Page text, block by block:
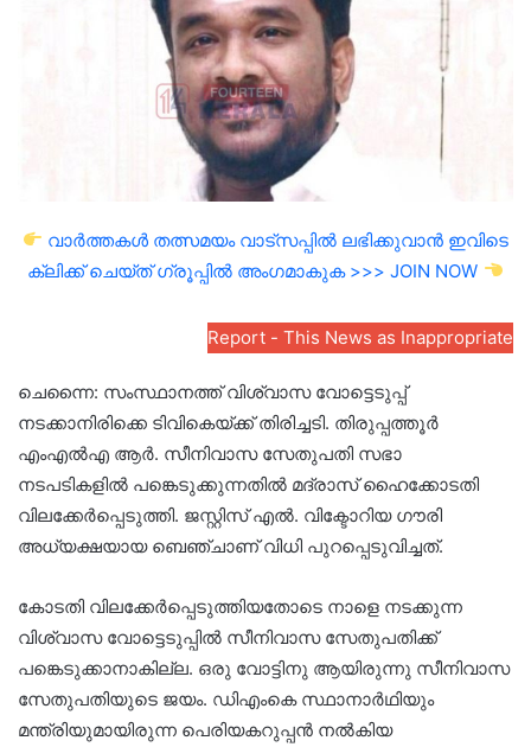
വാർത്തകൾ തത്സമയം വാട്സപ്പിൽ ലഭിക്കുവാൻ ഇവിടെ
ക്ലിക്ക് ചെയ്ത് ഗ്രൂപ്പിൽ അംഗമാകുക >>> JOIN NOW
Report - This News as Inappropriate
ചെന്നൈ: സംസ്ഥാനത്ത് വിശ്വാസ വോട്ടെടുപ്പ്
നടക്കാനിരിക്കെ ടിവികെയ്ക്ക് തിരിച്ചടി. തിരുപ്പത്തൂർ
എംഎൽഎ ആർ. സീനിവാസ സേതുപതി സഭാ
നടപടികളിൽ പങ്കെടുക്കുന്നതിൽ മദ്രാസ് ഹൈക്കോടതി
വിലക്കേർപ്പെടുത്തി. ജസ്റ്റിസ് എൽ. വിക്ടോറിയ ഗൗരി
അധ്യക്ഷയായ ബെഞ്ചാണ് വിധി പുറപ്പെടുവിച്ചത്.
കോടതി വിലക്കേർപ്പെടുത്തിയതോടെ നാളെ നടക്കുന്ന
വിശ്വാസ വോട്ടെടുപ്പിൽ സീനിവാസ സേതുപതിക്ക്
പങ്കെടുക്കാനാകില്ല. ഒരു വോട്ടിനു ആയിരുന്നു സീനിവാസ
സേതുപതിയുടെ ജയം. ഡിഎംകെ സ്ഥാനാർഥിയും
മന്ത്രിയുമായിരുന്ന പെരിയകറുപ്പൻ നൽകിയ